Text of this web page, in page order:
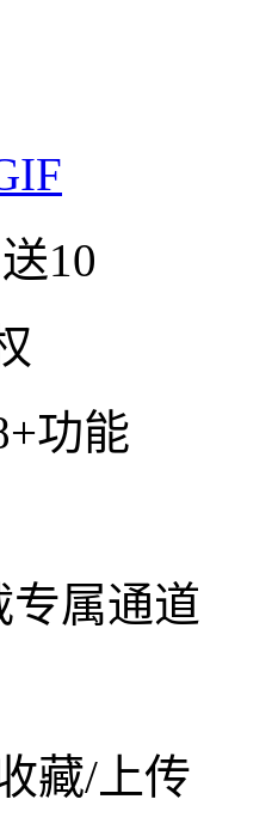
10
功能
属通道
藏/上传